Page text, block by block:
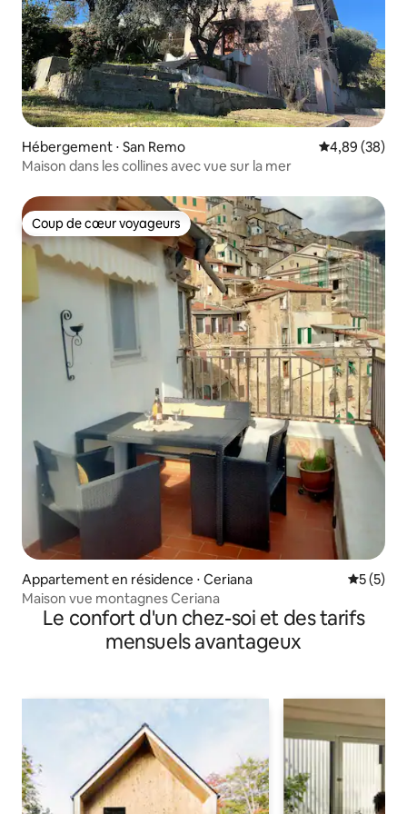
Hébergement ⋅ San Remo Évaluation
4,89 (38)
Maison dans les collines avec vue sur la mer
Coup de cœur voyageurs
Coup de cœur voyageurs
Appartement en résidence ⋅ Ceriana
5 (5)
Maison vue montagnes Ceriana
Le confort d'un chez-soi et des tarifs
mensuels avantageux